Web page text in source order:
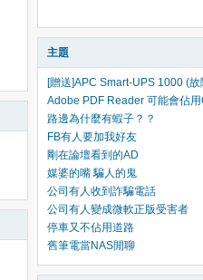
主題
[贈送]APC Smart-UPS 1000 (故
Adobe PDF Reader 可能會佔
路邊為什麼有蝦子？？
FB有人要加我好友
剛在論壇看到的AD
媒婆的嘴 騙人的鬼
公司有人收到詐騙電話
公司有人變成微軟正版受害者
停車又不佔用道路
舊筆電當NAS閒聊